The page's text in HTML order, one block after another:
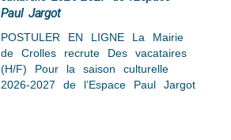
Paul Jargot
POSTULER EN LIGNE La Mairie
de Crolles recrute Des vacataires
(H/F) Pour la saison culturelle
2026-2027 de l’Espace Paul Jargot